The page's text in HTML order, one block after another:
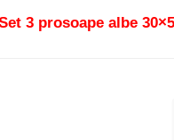
3 prosoape albe